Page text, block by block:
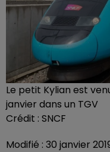
Le petit Kylian est
janvier dans un TGV
Crédit : SNCF
Modifié : 30 janvier